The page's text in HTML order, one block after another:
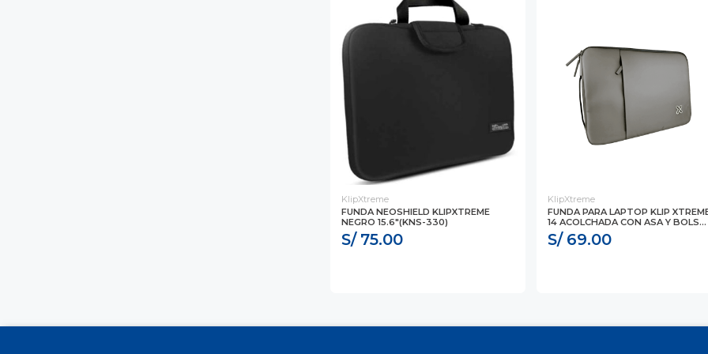
KlipXtreme
FUNDA NEOSHIELD KLIPXTREME
NEGRO 15.6"(KNS-330)
S/ 75.00
KlipXtreme
FUNDA PARA LAPTOP KLIP
14 ACOLCHADA CON ASA Y BOLS...
S/ 69.00